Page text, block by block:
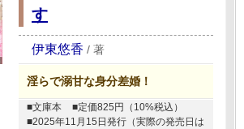
す
伊東悠香 / 著
淫らで溺甘な身分差婚！
■文庫本
■定価825円（10%税込）
■2025年11月15日発行（実際の発売日は